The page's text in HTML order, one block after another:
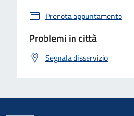
Prenota appuntamento
Problemi in città
Segnala disservizio